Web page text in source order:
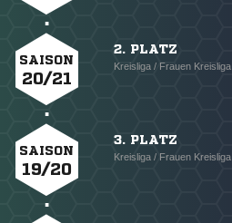
SAISON
20/21
2. PLATZ
Kreisliga / Frauen
SAISON
19/20
3. PLATZ
Kreisliga / Frauen